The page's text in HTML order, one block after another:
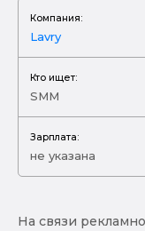
Компания:
Lavry
Кто ищет:
SMM
Зарплата:
не указана
На связи